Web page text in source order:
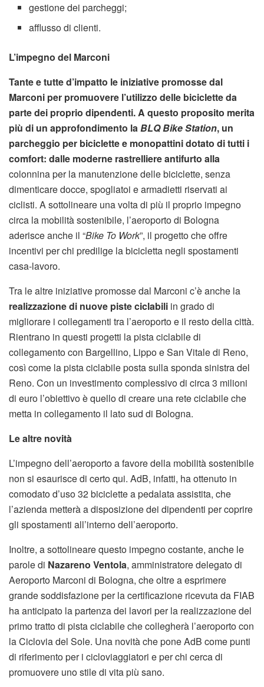
gestione dei parcheggi;
afflusso di clienti.
L’impegno del Marconi
Tante e tutte d’impatto le iniziative promosse dal
Marconi per promuovere l’utilizzo delle biciclette da
parte dei proprio dipendenti. A questo proposito merita
più di un approfondimento laBLQ Bike Station, un
parcheggio per biciclette e monopattini dotato di tutti i
comfort: dalle moderne rastrelliere antifurto alla
colonnina per la manutenzione delle biciclette, senza
dimenticare docce, spogliatoi e armadietti riservati ai
ciclisti. A sottolineare una volta di più il proprio impegno
circa la mobilità sostenibile, l’aeroporto di Bologna
aderisce anche il “Bike To Work”, il progetto che offre
incentivi per chi predilige la bicicletta negli spostamenti
casa-lavoro.
Tra le altre iniziative promosse dal Marconi c’è anche la
realizzazione di nuove piste ciclabili in grado di
migliorare i collegamenti tra l’aeroporto e il resto della città.
Rientrano in questi progetti la pista ciclabile di
collegamento con Bargellino, Lippo e San Vitale di Reno,
così come la pista ciclabile posta sulla sponda sinistra del
Reno. Con un investimento complessivo di circa 3 milioni
di euro l’obiettivo è quello di creare una rete ciclabile che
metta in collegamento il lato sud di Bologna.
Le altre novità
L’impegno dell’aeroporto a favore della mobilità sostenibile
non si esaurisce di certo qui. AdB, infatti, ha ottenuto in
comodato d’uso 32 biciclette a pedalata assistita, che
l’azienda metterà a disposizione dei dipendenti per coprire
gli spostamenti all’interno dell’aeroporto.
Inoltre, a sottolineare questo impegno costante, anche le
parole di Nazareno Ventola, amministratore delegato di
Aeroporto Marconi di Bologna, che oltre a esprimere
grande soddisfazione per la certificazione ricevuta da FIAB
ha anticipato la partenza dei lavori per la realizzazione del
primo tratto di pista ciclabile che collegherà l’aeroporto con
la Ciclovia del Sole. Una novità che pone AdB come punti
di riferimento per i cicloviaggiatori e per chi cerca di
promuovere uno stile di vita più sano.